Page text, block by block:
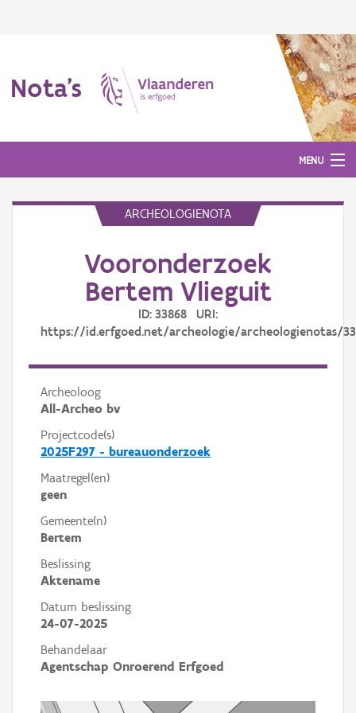
Nota's
MENU
ARCHEOLOGIENOTA
Vooronderzoek
Bertem Vlieguit
ID: 33868 URI:
https://id.erfgoed.net/archeologie/archeologienotas/
Archeoloog
All-Archeo bv
Projectcode(s)
2025F297 - bureauonderzoek
Maatregel(en)
geen
Gemeente(n)
Bertem
Beslissing
Aktename
Datum beslissing
24-07-2025
Behandelaar
Agentschap Onroerend Erfgoed